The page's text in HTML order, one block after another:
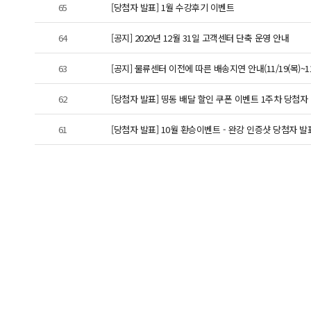
65 [당첨자 발표] 1월 수강후기 이벤트
64 [공지] 2020년 12월 31일 고객센터 단축 운영 안내
63 [공지] 물류센터 이전에 따른 배송지연 안내(11/19(목
62 [당첨자 발표] 띵동 배달 할인 쿠폰 이벤트 1주차 당첨자
61 [당첨자 발표] 10월 환승이벤트 - 완강 인증샷 당첨자 발